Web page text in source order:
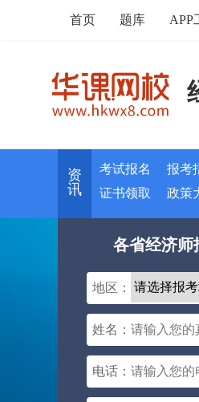
首页 题库 APP
资
讯
考试报名 报考
证书领取
政策
各省经济师
地区：
姓名：
电话：